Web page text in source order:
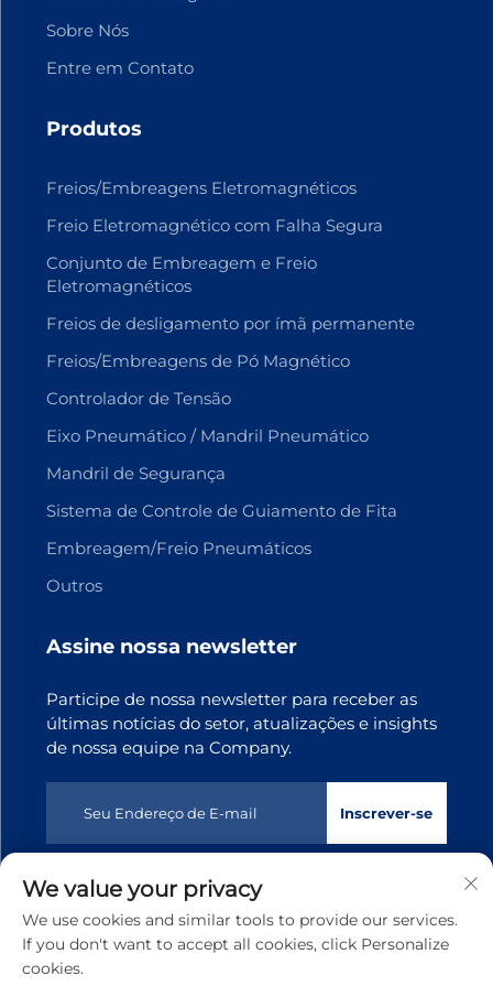
Sobre Nós
Entre em Contato
Produtos
Freios/Embreagens Eletromagnéticos
Freio Eletromagnético com Falha Segura
Conjunto de Embreagem e Freio
Eletromagnéticos
Freios de desligamento por ímã permanente
Freios/Embreagens de Pó Magnético
Controlador de Tensão
Eixo Pneumático / Mandril Pneumático
Mandril de Segurança
Sistema de Controle de Guiamento de Fita
Embreagem/Freio Pneumáticos
Outros
Assine nossa newsletter
Participe de nossa newsletter para receber as
últimas notícias do setor, atualizações e insights
de nossa equipe na Company.
Inscrever-se
Direitos autorais © 2025 Dongguan Tianji Transmission
Technology co., Ltd. Todos os direitos reservados
Política
de privacidade
We value your privacy
We use cookies and similar tools to provide our services.
If you don't want to accept all cookies, click Personalize
cookies.